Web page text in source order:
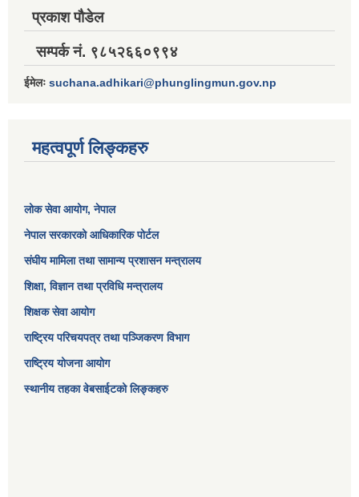
प्रकाश पौडेल
सम्पर्क नं. ९८५२६६०९९४
ईमेलः suchana.adhikari@phunglingmun.gov.np
महत्वपूर्ण लिङ्कहरु
लोक सेवा आयोग, नेपाल
नेपाल सरकारको आधिकारिक पोर्टल
संघीय मामिला तथा सामान्य प्रशासन मन्त्रालय
शिक्षा, विज्ञान तथा प्रविधि मन्त्रालय
शिक्षक सेवा आयोग
राष्ट्रिय परिचयपत्र तथा पञ्जिकरण विभाग
राष्ट्रिय योजना आयोग
स्थानीय तहका वेबसाईटको लिङ्कहरु